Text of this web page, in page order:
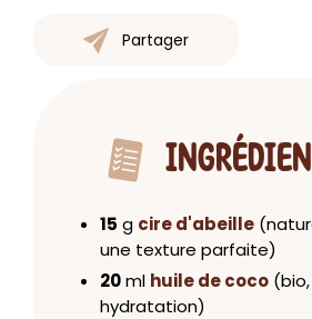
Partager
15 g cire d'abeille
une texture parfaite)
20ml huile de coco
hydratation)